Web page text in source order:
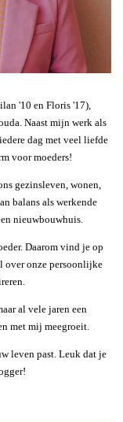
'10 en Floris '17),
Naast mijn werk als
dag met veel liefde
voor moeders!
gezinsleven, wonen,
balans als werkende
nieuwbouwhuis.
Daarom vind je op
over onze persoonlijke
al vele jaren een
met mij meegroeit.
leven past. Leuk dat je